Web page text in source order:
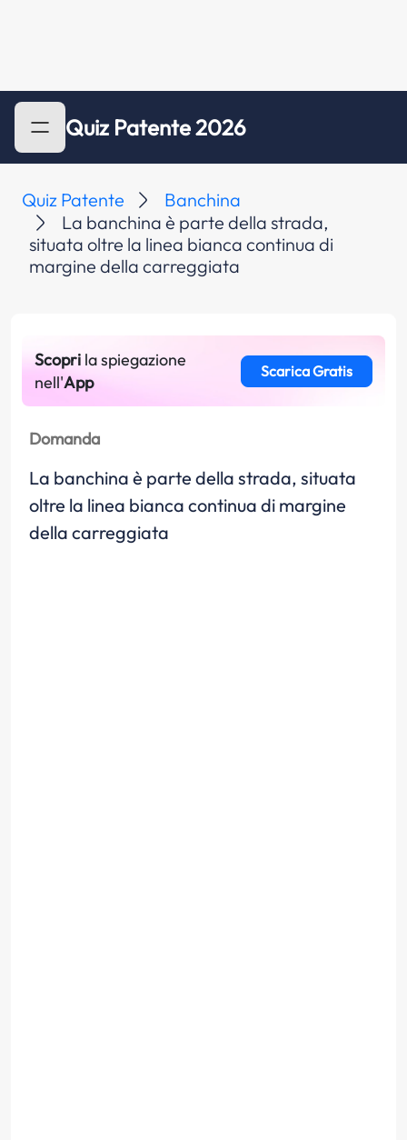
Quiz Patente 2026
Quiz Patente
Banchina
La banchina è parte della strada,
situata oltre la linea bianca continua di
margine della carreggiata
Scopri la spiegazione
nell'App
Scarica Gratis
Domanda
La banchina è parte della strada, situata
oltre la linea bianca continua di margine
della carreggiata